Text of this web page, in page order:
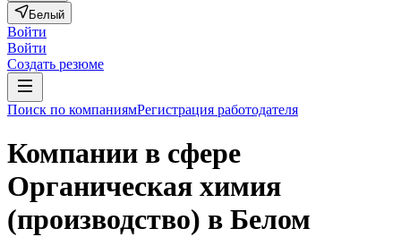
Белый
Войти
Войти
Создать резюме
Поиск по компаниямРегистрация работодателя
Компании в сфере
Органическая химия
(производство) в Белом